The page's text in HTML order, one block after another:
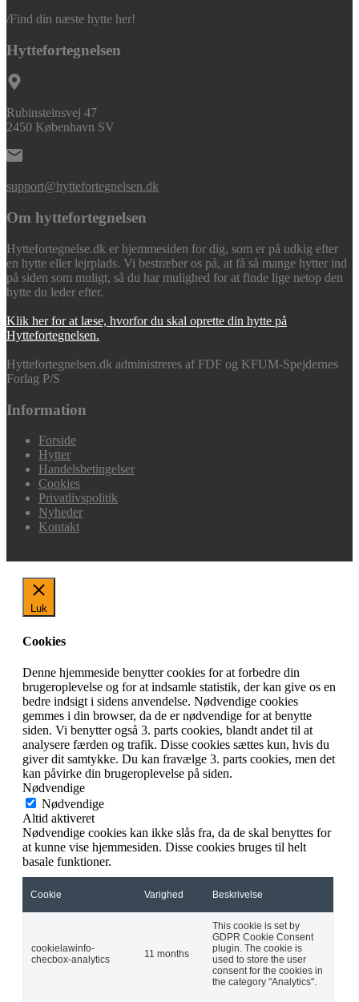
/Find din næste hytte her!
Hyttefortegnelsen
Rubinsteinsvej 47
2450 København SV
support@hyttefortegnelsen.dk
Om hyttefortegnelsen
Hyttefortegnelse.dk er hjemmesiden for dig, som er på udkig efter
en hytte eller lejrplads. Vi bestræber os på, at få så mange hytter ind
på siden som muligt, så du har mulighed for at finde lige netop den
hytte du leder efter.
Klik her for at læse, hvorfor du skal oprette din hytte på
Hyttefortegnelsen.
Hyttefortegnelsen.dk administreres af FDF og KFUM-Spejdernes
Forlag P/S
Information
Forside
Hytter
Handelsbetingelser
Cookies
Privatlivspolitik
Nyheder
Kontakt
Luk
Cookies
Denne hjemmeside benytter cookies for at forbedre din
brugeroplevelse og for at indsamle statistik, der kan give os en
bedre indsigt i sidens anvendelse. Nødvendige cookies
gemmes i din browser, da de er nødvendige for at benytte
siden. Vi benytter også 3. parts cookies, blandt andet til at
analysere færden og trafik. Disse cookies sættes kun, hvis du
giver dit samtykke. Du kan fravælge 3. parts cookies, men det
kan påvirke din brugeroplevelse på siden.
Nødvendige
Nødvendige
Altid aktiveret
Nødvendige cookies kan ikke slås fra, da de skal benyttes for
at kunne vise hjemmesiden. Disse cookies bruges til helt
basale funktioner.
Cookie Varighed Beskrivelse
cookielawinfo-
checbox-analytics
11 months
This cookie is set by
GDPR Cookie Consent
plugin. The cookie is
used to store the user
consent for the cookies in
the category "Analytics".